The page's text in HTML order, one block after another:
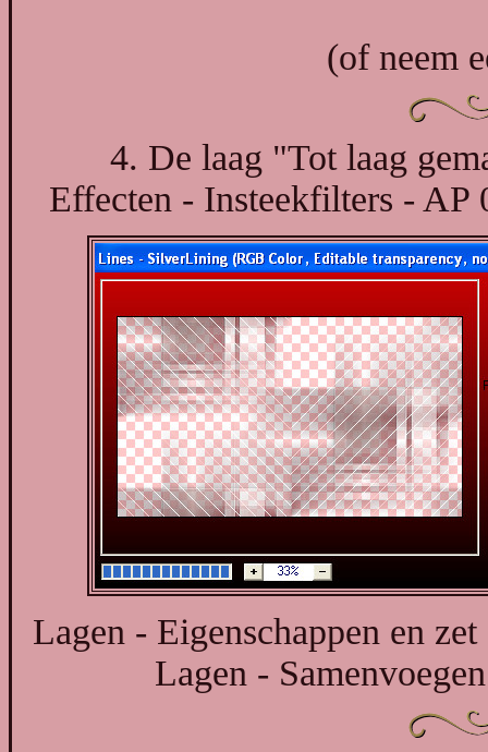
(of neem
4. De laag "Tot laag
Effecten - Insteekfilters -
Lagen - Eigenschappen en
Lagen -